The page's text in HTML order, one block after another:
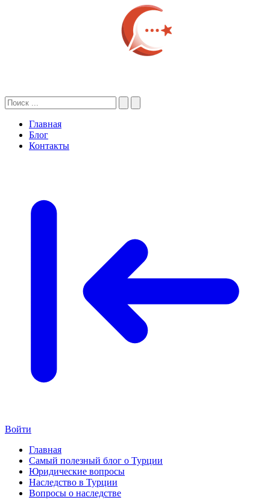
Главная
Блог
Контакты
Войти
Главная
Самый полезный блог о Турции
Юридические вопросы
Наследство в Турции
Вопросы о наследстве